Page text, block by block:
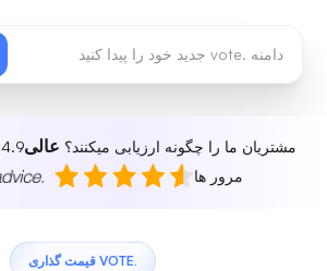
مشتریان ما را چگونه ارزیابی میکنند؟ عالی4.9 از 5 بر اساس
مرور ها
.VOTE قیمت گذاری